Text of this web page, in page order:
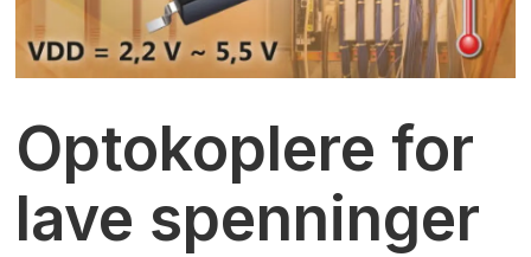
Optokoplere for
lave spenninger